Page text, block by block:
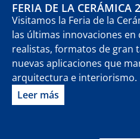
FERIA DE LA CERÁMICA
Visitamos la Feria de la
las últimas innovaciones
realistas, formatos de gran
nuevas aplicaciones que
arquitectura e interiorismo.
Leer más